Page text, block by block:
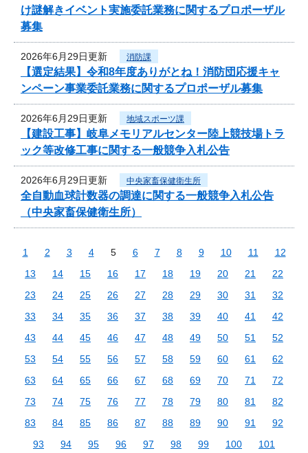
け謎解きイベント実施委託業務に関するプロポーザル
募集
2026年6月29日更新 消防課
【選定結果】令和8年度ありがとね！消防団応援キャ
ンペーン事業委託業務に関するプロポーザル募集
2026年6月29日更新 地域スポーツ課
【建設工事】岐阜メモリアルセンター陸上競技場トラ
ック等改修工事に関する一般競争入札公告
2026年6月29日更新 中央家畜保健衛生所
全自動血球計数器の調達に関する一般競争入札公告
（中央家畜保健衛生所）
1 2 3 4 5 6 7 8 9 10 11
12
13
14 15 16 17 18 19 20 21
22
23
24 25 26 27 28 29 30 31
32
33
34 35 36 37 38 39 40 41
42
43
44 45 46 47 48 49 50 51
52
53
54 55 56 57 58 59 60 61
62
63
64 65 66 67 68 69 70 71
72
73
74 75 76 77 78 79 80 81
82
83
84 85 86 87 88 89 90 91
92
93
94 95 96 97 98 99 100
101